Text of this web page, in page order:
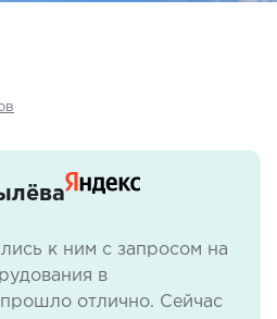
к ним с запросом на
в
отлично. Сейчас